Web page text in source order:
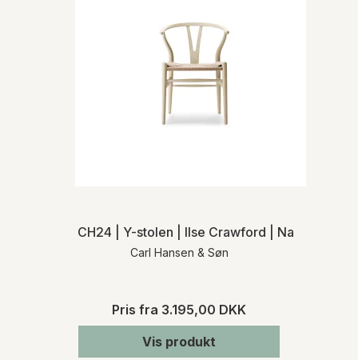
CH24 | Y-stolen | Ilse Crawford | Naturflet |
Carl Hansen & Søn
Pris fra 3.195,00 DKK
Vis produkt